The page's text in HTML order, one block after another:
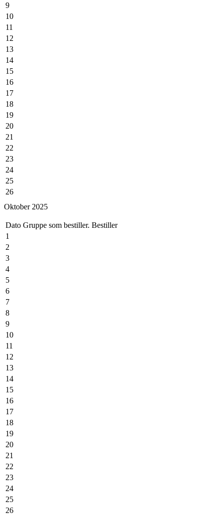
9
10
11
12
13
14
15
16
17
18
19
20
21
22
23
24
25
26
27
29
30
Oktober 2025
Dato Gruppe som bestiller. Bestiller
1
2
3
4
5
6
7
8
9
10
11
12
13
14
15
16
17
18
19
20
21
22
23
24
25
26